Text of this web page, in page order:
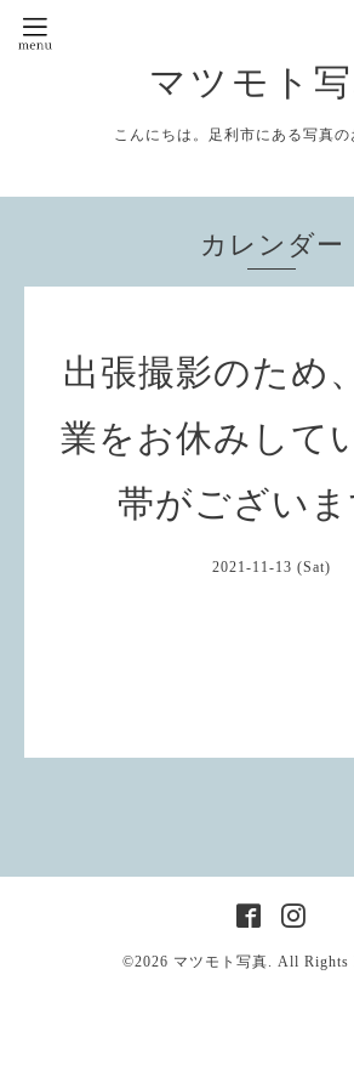
マツモト
こんにちは。足利市にある写真の
カレンダー
出張撮影のため
業をお休みして
帯がございま
2021-11-13 (Sat)
©2026 マツモト写真. All Rights